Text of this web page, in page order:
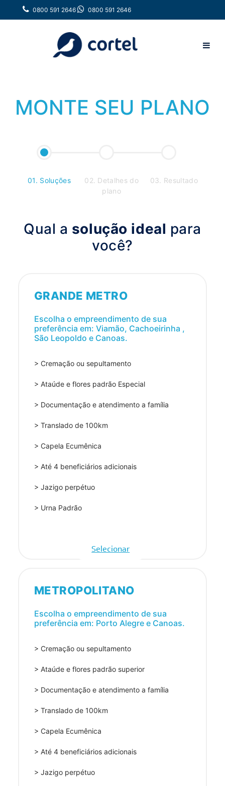
0800 591 2646 0800 591 2646
MONTE SEU PLANO
01. Soluções
02. Detalhes do
plano
03. Resultado
Qual a solução ideal para
você?
GRANDE METRO
Escolha o empreendimento de sua
preferência em: Viamão, Cachoeirinha ,
São Leopoldo e Canoas.
> Cremação ou sepultamento
> Ataúde e flores padrão Especial
> Documentação e atendimento a família
> Translado de 100km
> Capela Ecumênica
> Até 4 beneficiários adicionais
> Jazigo perpétuo
> Urna Padrão
Selecionar
METROPOLITANO
Escolha o empreendimento de sua
preferência em: Porto Alegre e Canoas.
> Cremação ou sepultamento
> Ataúde e flores padrão superior
> Documentação e atendimento a família
> Translado de 100km
> Capela Ecumênica
> Até 4 beneficiários adicionais
> Jazigo perpétuo